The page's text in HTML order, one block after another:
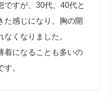
ですが、30代、40代と
た感じになり、胸の開
くなりました。
着になることも多いの
。